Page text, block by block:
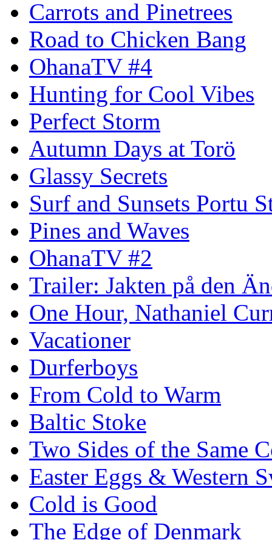
Carrots and Pinetrees
Road to Chicken Bang
OhanaTV #4
Hunting for Cool Vibes
Perfect Storm
Autumn Days at Torö
Glassy Secrets
Surf and Sunsets Portu
Pines and Waves
OhanaTV #2
Trailer: Jakten på den
One Hour, Nathaniel
Vacationer
Durferboys
From Cold to Warm
Baltic Stoke
Two Sides of the Same
Easter Eggs & Western
Cold is Good
The Edge of Denmark